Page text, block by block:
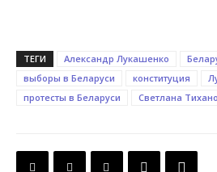
ТЕГИ Александр Лукашенко
выборы в Беларуси
конституция
протесты в Беларуси
Светлана